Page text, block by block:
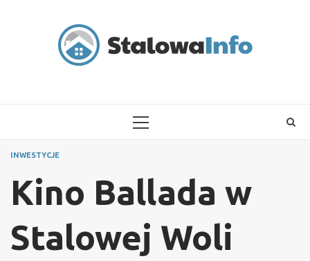
PRIMARY
INWESTYCJE
Kino Ballada w
Stalowej Woli